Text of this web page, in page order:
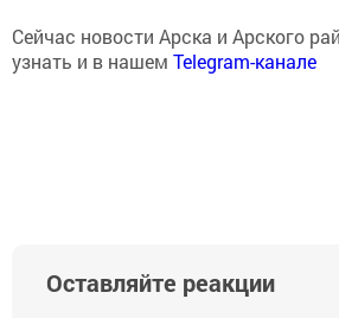
Сейчас новости Арска и Арского
узнать и в нашем Telegram-канале
Оставляйте реакции